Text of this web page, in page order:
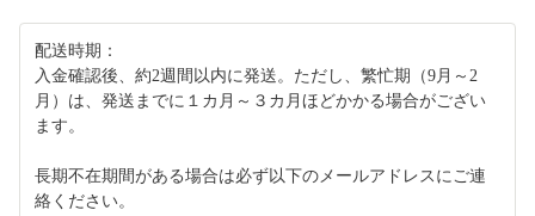
配送時期：
入金確認後、約2週間以内に発送。ただし、繁忙期（9月～2
月）は、発送までに１カ月～３カ月ほどかかる場合がござい
ます。
長期不在期間がある場合は必ず以下のメールアドレスにご連
絡ください。